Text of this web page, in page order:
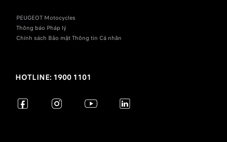
PEUGEOT Motocycles
Thông báo Pháp lý
Chính sách Bảo mật Thông tin Cá nhân
HOTLINE: 1900 1101